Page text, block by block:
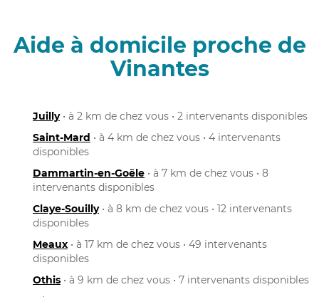
Aide à domicile proche de
Vinantes
Juilly• à 2 km de chez vous • 2 intervenants disponibles
Saint-Mard • à 4 km de chez vous • 4 intervenants
disponibles
Dammartin-en-Goële • à 7 km de chez vous • 8
intervenants disponibles
Claye-Souilly• à 8 km de chez vous • 12 intervenants
disponibles
Meaux • à 17 km de chez vous • 49 intervenants
disponibles
Othis • à 9 km de chez vous • 7 intervenants disponibles